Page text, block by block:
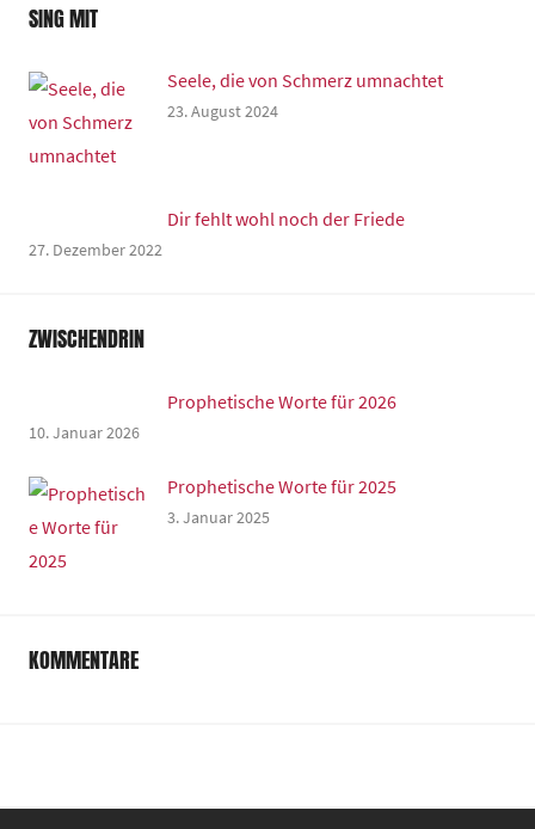
SING MIT
Seele, die von Schmerz umnachtet
23. August 2024
Dir fehlt wohl noch der Friede
27. Dezember 2022
ZWISCHENDRIN
Prophetische Worte für 2026
10. Januar 2026
Prophetische Worte für 2025
3. Januar 2025
KOMMENTARE